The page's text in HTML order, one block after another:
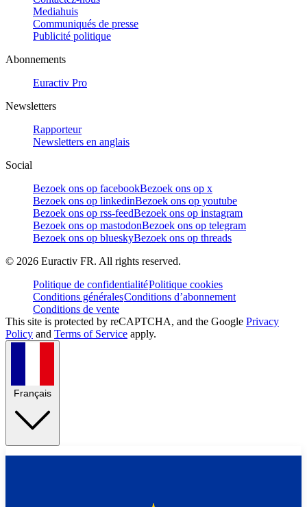
Mediahuis
Communiqués de presse
Publicité politique
Abonnements
Euractiv Pro
Newsletters
Rapporteur
Newsletters en anglais
Social
Bezoek ons op facebookBezoek ons op x
Bezoek ons op linkedinBezoek ons op youtube
Bezoek ons op rss-feedBezoek ons op instagram
Bezoek ons op mastodonBezoek ons op telegram
Bezoek ons op blueskyBezoek ons op threads
© 2026 Euractiv FR. All rights reserved.
Politique de confidentialitéPolitique cookies
Conditions généralesConditions d’abonnement
Conditions de vente
This site is protected by reCAPTCHA, and the Google Privacy
Policy and Terms of Service apply.
Français